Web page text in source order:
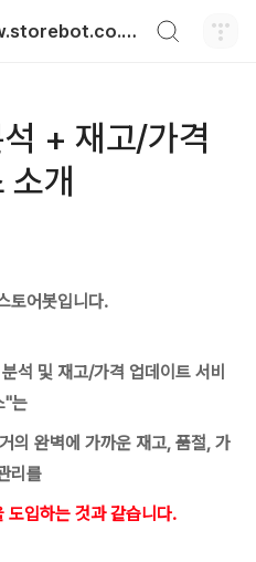
스토어봇 - www.storebot.co.kr / 해외쇼핑몰 상품수집및매일재고 연동 서비스
+ 재고/가격
소개
토어봇입니다.
석 및 재고/가격 업데이트 서비
"는
의 완벽에 가까운 재고, 품절, 가
리를
도입하는 것과 같습니다.